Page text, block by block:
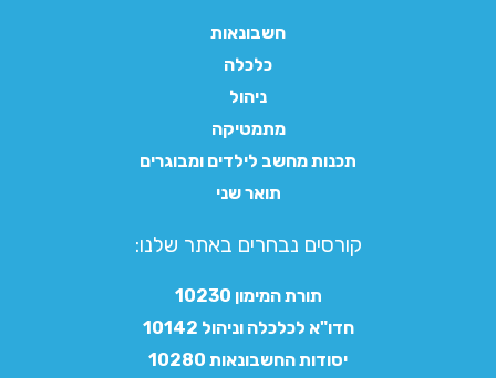
חשבונאות
כלכלה
ניהול
מתמטיקה
תכנות מחשב לילדים ומבוגרים
תואר שני
קורסים נבחרים באתר שלנו:​
תורת המימון 10230
חדו"א לכלכלה וניהול 10142
יסודות החשבונאות 10280